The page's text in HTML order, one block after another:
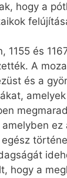
hogy a
és
A
és a
hogy a